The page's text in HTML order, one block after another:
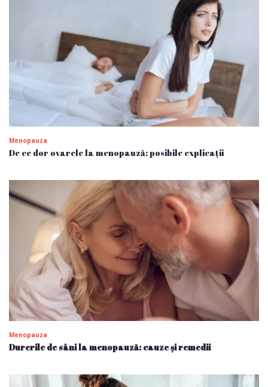
Menopauza
De ce dor ovarele la menopauză: posibile explicații
Menopauza
Durerile de sâni la menopauză: cauze și remedii